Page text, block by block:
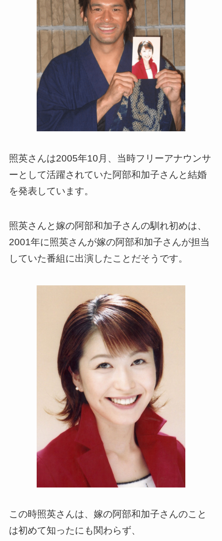
照英さんは2005年10月、当時フリーアナウンサ
ーとして活躍されていた阿部和加子さんと結婚
を発表しています。
照英さんと嫁の阿部和加子さんの馴れ初めは、
2001年に照英さんが嫁の阿部和加子さんが担当
していた番組に出演したことだそうです。
この時照英さんは、嫁の阿部和加子さんのこと
は初めて知ったにも関わらず、